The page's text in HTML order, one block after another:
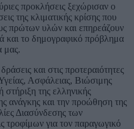
προκλήσεις ξεχώρισαν ο
της κλιματικής κρίσης που
πρώτων υλών και επηρεάζουν
και το δημογραφικό πρόβλημα
μας.
και στις προτεραιότητες
Ασφάλειας, Βιώσιμης
στήριξη της ελληνικής
ανάγκης και την προώθηση της
Διασύνδεσης των
τροφίμων για τον παραγωγικό